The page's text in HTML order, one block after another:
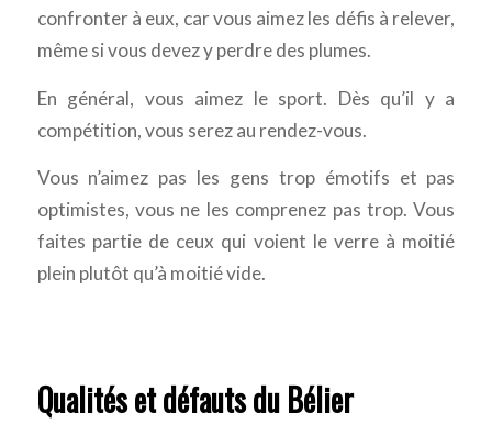
confronter à eux, car vous aimez les défis à relever,
même si vous devez y perdre des plumes.
En général, vous aimez le sport. Dès qu’il y a
compétition, vous serez au rendez-vous.
Vous n’aimez pas les gens trop émotifs et pas
optimistes, vous ne les comprenez pas trop. Vous
faites partie de ceux qui voient le verre à moitié
plein plutôt qu’à moitié vide.
Qualités et défauts du Bélier